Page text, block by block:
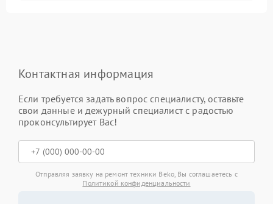
Контактная информация
Если требуется задать вопрос специалисту, оставьте
свои данные и дежурный специалист с радостью
проконсультирует Вас!
Отправляя заявку на ремонт техники Beko, Вы соглашаетесь с
Политикой конфиденциальности